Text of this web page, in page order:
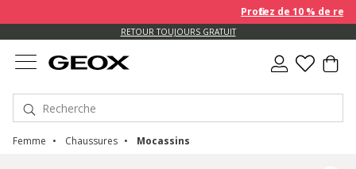
Profitez de 10 % de
RETOUR TOUJOURS GRATUIT
Femme Chaussures Mocassins